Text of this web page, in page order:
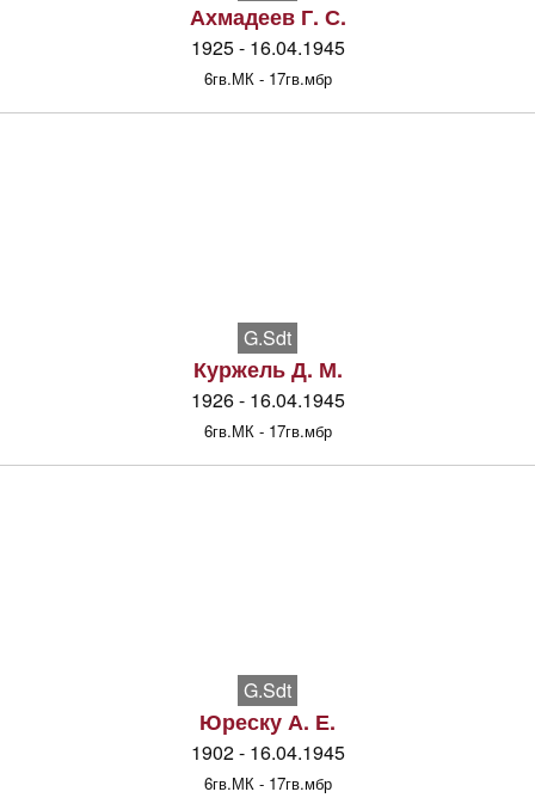
Ахмадеев Г. С.
1925 - 16.04.1945
6гв.МК - 17гв.мбр
G.Sdt
Куржель Д. М.
1926 - 16.04.1945
6гв.МК - 17гв.мбр
G.Sdt
Юреску А. Е.
1902 - 16.04.1945
6гв.МК - 17гв.мбр